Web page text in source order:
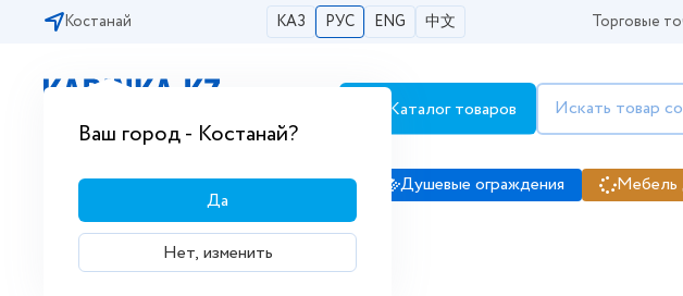
Костанай КАЗ РУС ENG 中文
Ваш город - Костанай?
Да
Нет, изменить
Торговые
Бесплатная доставка по городам РК
Каталог товаров
Сантехника Душевые кабины Душевые ограждения Мебель